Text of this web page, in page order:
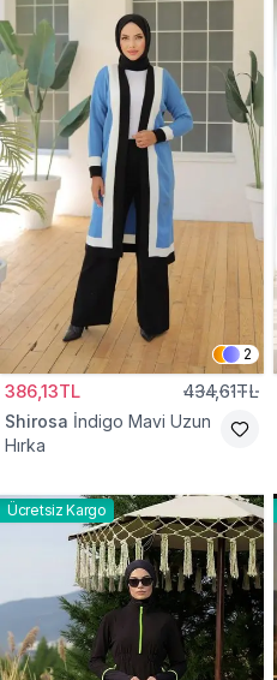
2
386,13TL 434,61TL
Shirosa İndigo Mavi Uzun
Hırka
Ücretsiz Kargo